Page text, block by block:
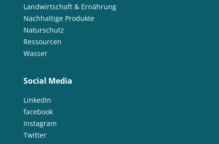
Landwirtschaft & Ernährung
Nachhaltige Produkte
Naturschutz
Ressourcen
Wasser
Social Media
LinkedIn
facebook
Instagram
Twitter